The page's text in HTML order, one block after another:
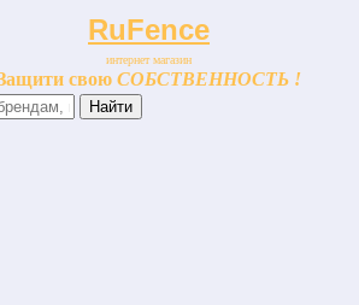
RuFence
интернет магазин
свою СОБСТВЕННОСТЬ !